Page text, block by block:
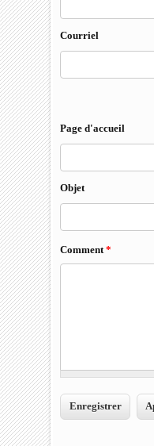
Courriel
Page d'accueil
Objet
Comment*